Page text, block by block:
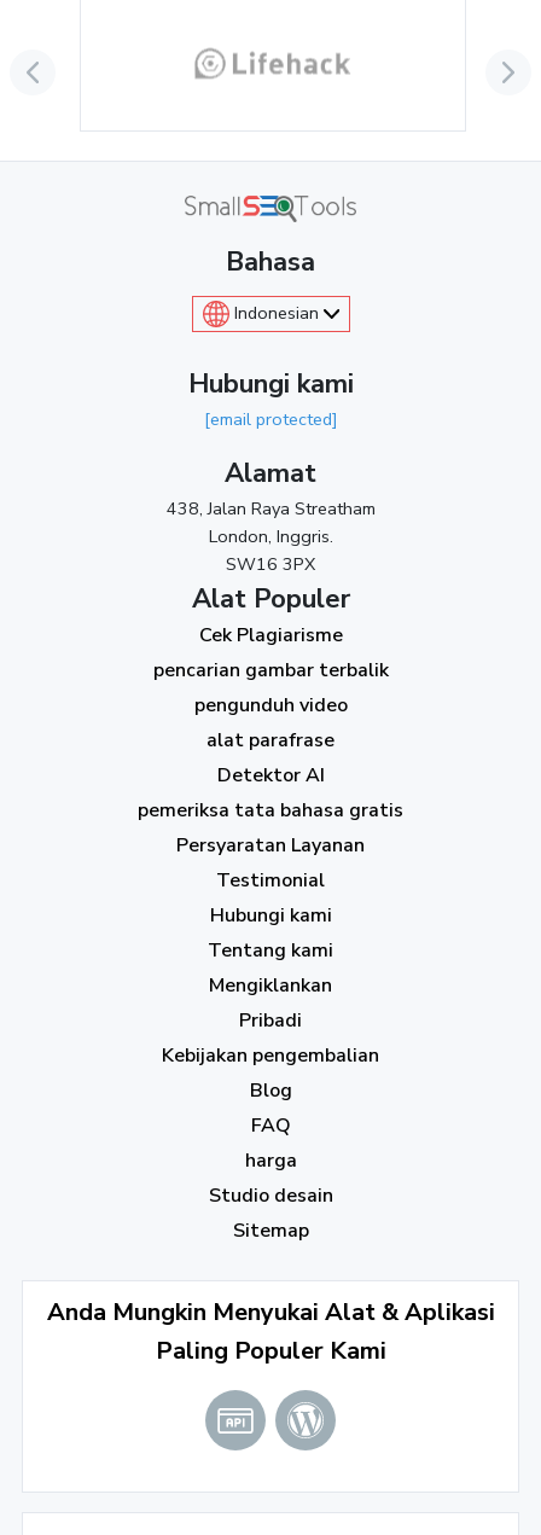
Bahasa
Indonesian
Hubungi kami
[email protected]
Alamat
438, Jalan Raya Streatham
London, Inggris.
SW16 3PX
Alat Populer
Cek Plagiarisme
pencarian gambar terbalik
pengunduh video
alat parafrase
Detektor AI
pemeriksa tata bahasa gratis
Persyaratan Layanan
Testimonial
Hubungi kami
Tentang kami
Mengiklankan
Pribadi
Kebijakan pengembalian
Blog
FAQ
harga
Studio desain
Sitemap
Anda Mungkin Menyukai Alat & Aplikasi
Paling Populer Kami